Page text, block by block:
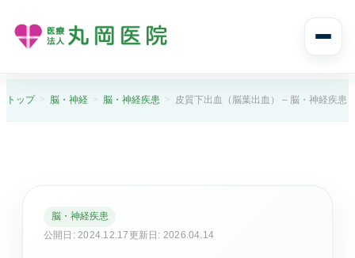
診療案内
トップ 脳・神経 脳・神経疾患 皮質下出血（脳葉出血） – 脳・神経疾患
脳・神経疾患
公開日: 2024.12.17更新日: 2026.04.14